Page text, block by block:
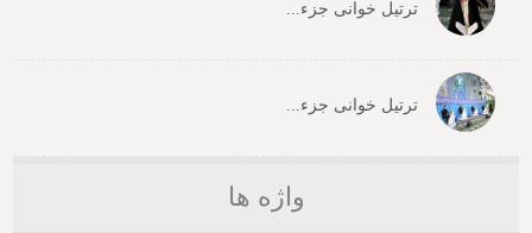
ترتیل خوانی جزء...
ترتیل خوانی جزء...
واژه ها